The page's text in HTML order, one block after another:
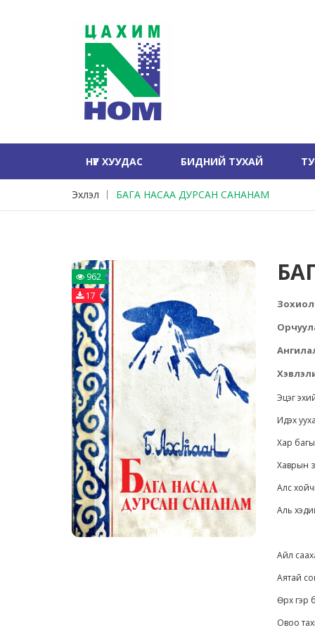
НҮҮР ХУУДАС БИДНИЙ ТУХАЙ
Эхлэл БАГА НАСАА ДУРСАН САНАНАМ
962
17
Эцэг
Идэх
Хар
Хаврын
Алс
Аль
Айл
Аятай
Өрх гэр
Овоо